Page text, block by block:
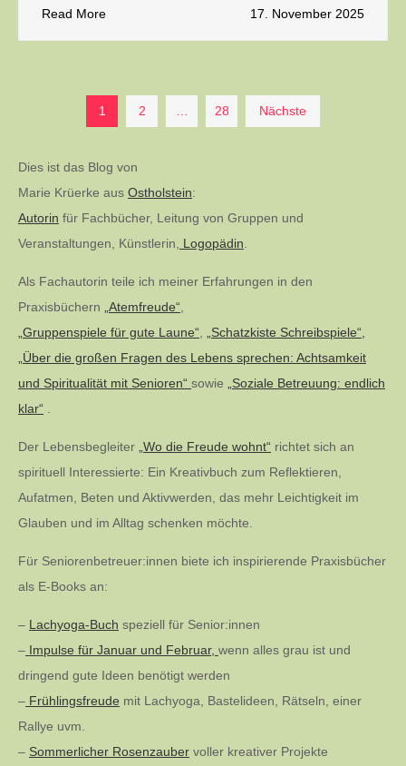
Read More 17. November 2025
Seitennummerierung
der
Beiträge
1 2 28 Nächste
Dies ist das Blog von
Marie Krüerke aus Ostholstein:
Autorin für Fachbücher, Leitung von Gruppen und
Veranstaltungen, Künstlerin,
Logopädin
Als Fachautorin teile ich meiner Erfahrungen in den
Praxisbüchern
„Atemfreude“
„Gruppenspiele für gute Laune“
„Schatzkiste Schreibspiele“,
„Über die großen Fragen des Lebens sprechen: Achtsamkeit
und Spiritualität mit Senioren“ sowie
„Soziale Betreuung: endlich
klar“
Der Lebensbegleiter „Wo die Freude wohnt“ richtet sich an
spirituell Interessierte: Ein Kreativbuch zum Reflektieren,
Aufatmen, Beten und Aktivwerden, das mehr Leichtigkeit im
Glauben und im Alltag schenken möchte.
Für Seniorenbetreuer:innen biete ich inspirierende Praxisbücher
als E-Books an:
– Lachyoga-Buch speziell für Senior:innen
– Impulse für Januar und Februar, wenn alles grau ist und
dringend gute Ideen benötigt werden
– Frühlingsfreude mit Lachyoga, Bastelideen, Rätseln, einer
Rallye uvm.
– Sommerlicher Rosenzauber voller kreativer Projekte